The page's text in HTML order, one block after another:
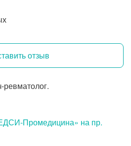
отзыв
ревматолог.
Промедицина» на пр.